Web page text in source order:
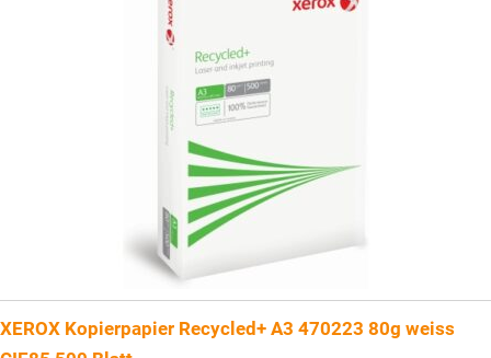
XEROX Kopierpapier Recycled+ A3 470223 80g weiss